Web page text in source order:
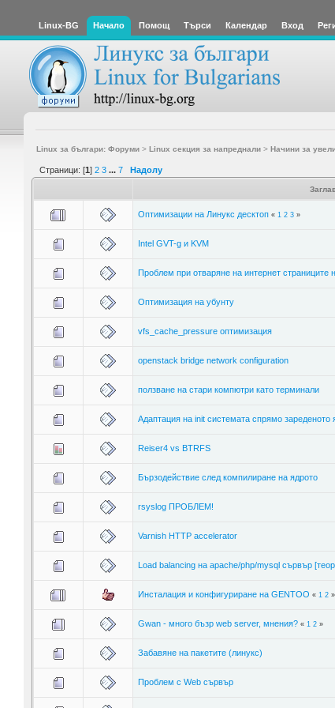
Linux-BG Начало Помощ Търси Календар Вход
Linux за българи: Форуми> Linux секция за напреднали> Начини за
Страници: [1] 2 3 ... 7 Надолу
Оптимизации на Линукс десктоп « 1 2 3»
Intel GVT-g и KVM
Проблем при отваряне на интернет страниците
Оптимизация на убунту
vfs_cache_pressure оптимизация
openstack bridge network configuration
ползване на стари компютри като терминали
Адаптация на init системата спрямо зареденото
Reiser4 vs BTRFS
Бързодействие след компилиране на ядрото
rsyslog ПРОБЛЕМ!
Varnish HTTP accelerator
Load balancing на apache/php/mysql сървър
Инсталация и конфигуриране на GENTOO « 1 2»
Gwan - много бъзр web server, мнения? « 1 2»
Забавяне на пакетите (линукс)
Проблем с Web сървър